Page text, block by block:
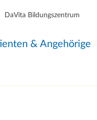
DaVita Bildungszentrum
& Angehörige